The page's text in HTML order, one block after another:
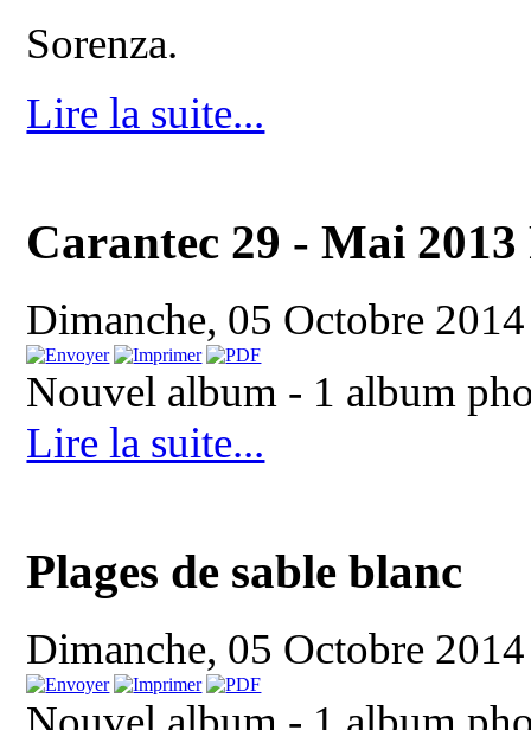
Sorenza.
Lire la suite...
Carantec 29 - Mai
Dimanche, 05 Octobre
Nouvel album - 1 album
Lire la suite...
Plages de sable blanc
Dimanche, 05 Octobre